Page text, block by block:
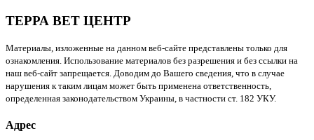
ТЕРРА ВЕТ ЦЕНТР
Материалы, изложенные на данном веб-сайте представлены только для
ознакомления. Использование материалов без разрешения и без ссылки на
наш веб-сайт запрещается. Доводим до Вашего сведения, что в случае
нарушения к таким лицам может быть применена ответственность,
определенная законодательством Украины, в частности ст. 182 УКУ.
Адрес